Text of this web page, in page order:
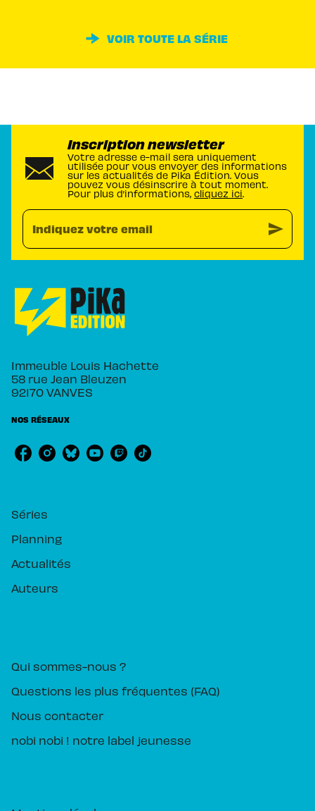
VOIR TOUTE LA SÉRIE
Inscription newsletter
Votre adresse e-mail sera uniquement
utilisée pour vous envoyer des informations
sur les actualités de Pika Édition. Vous
pouvez vous désinscrire à tout moment.
Pour plus d’informations, cliquez ici.
Indiquez votre email send
Immeuble Louis Hachette
58 rue Jean Bleuzen
92170 VANVES
NOS RÉSEAUX
Séries
Planning
Actualités
Auteurs
Qui sommes-nous ?
Questions les plus fréquentes (FAQ)
Nous contacter
nobi nobi ! notre label jeunesse